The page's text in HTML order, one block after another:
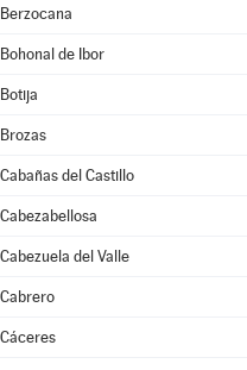
Berzocana
Bohonal de Ibor
Botija
Brozas
Cabañas del Castillo
Cabezabellosa
Cabezuela del Valle
Cabrero
Cáceres